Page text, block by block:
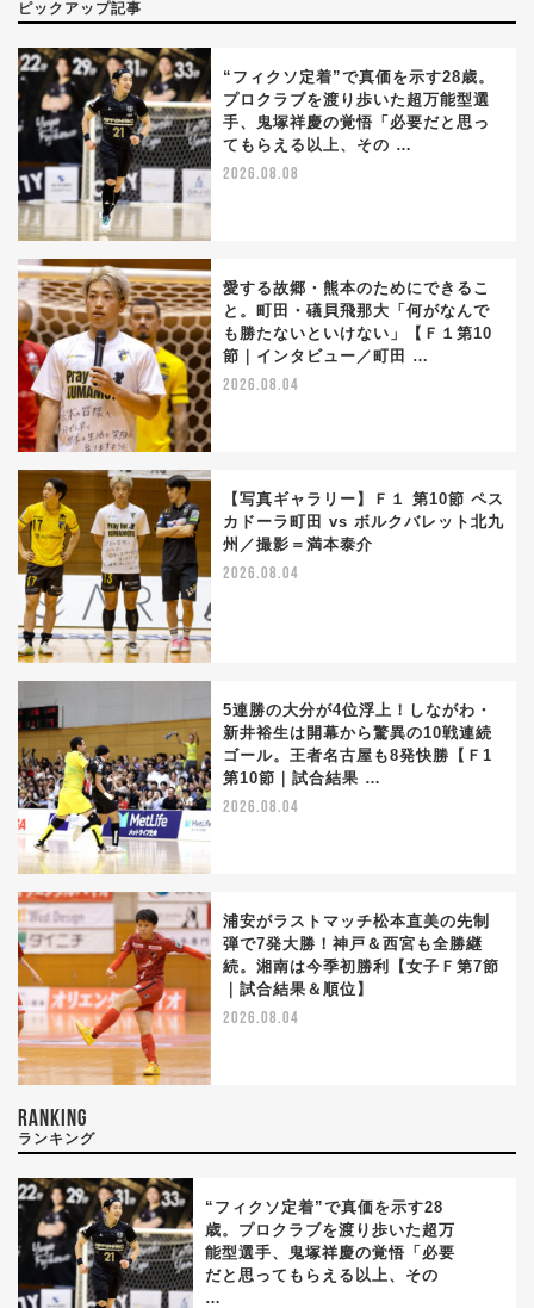
ピックアップ記事
“フィクソ定着”で真価を示す28歳。
プロクラブを渡り歩いた超万能型選
手、鬼塚祥慶の覚悟「必要だと思っ
てもらえる以上、その …
2026.08.08
愛する故郷・熊本のためにできるこ
と。町田・礒貝飛那大「何がなんで
も勝たないといけない」【Ｆ１第10
節｜インタビュー／町田 …
2026.08.04
【写真ギャラリー】Ｆ１ 第10節 ペス
カドーラ町田 vs ボルクバレット北九
州／撮影＝満本泰介
2026.08.04
5連勝の大分が4位浮上！しながわ・
新井裕生は開幕から驚異の10戦連続
ゴール。王者名古屋も8発快勝【Ｆ1
第10節｜試合結果 …
2026.08.04
浦安がラストマッチ松本直美の先制
弾で7発大勝！神戸＆西宮も全勝継
続。湘南は今季初勝利【女子Ｆ第7節
｜試合結果＆順位】
2026.08.04
RANKING
ランキング
“フィクソ定着”で真価を示す28
歳。プロクラブを渡り歩いた超万
能型選手、鬼塚祥慶の覚悟「必要
だと思ってもらえる以上、その
…